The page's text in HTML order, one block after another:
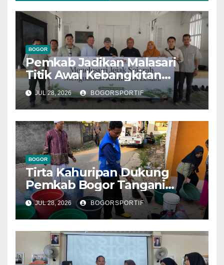
BOGOR
Pemkab Jadikan Malasari
Titik Awal Kebangkitan
Bogor, PPLI Perkuat
Komitmen Lestarikan Alam
dan Warisan Sejarah
JUL 28, 2026 BOGORSPORTIF
BOGOR
Tirta Kahuripan Dukung
Pemkab Bogor Tangani
Dampak Kemarau
JUL 28, 2026 BOGORSPORTIF